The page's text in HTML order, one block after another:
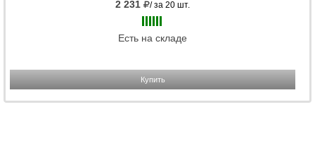
2 231 / за 20 шт.
Есть на складе
Купить